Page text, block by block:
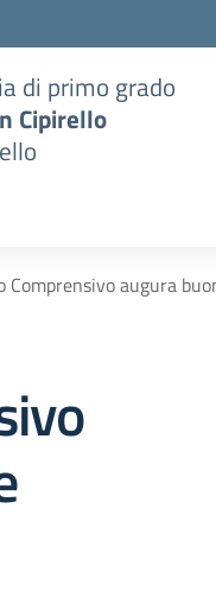
di primo grado
Cipirello
Comprensivo augura